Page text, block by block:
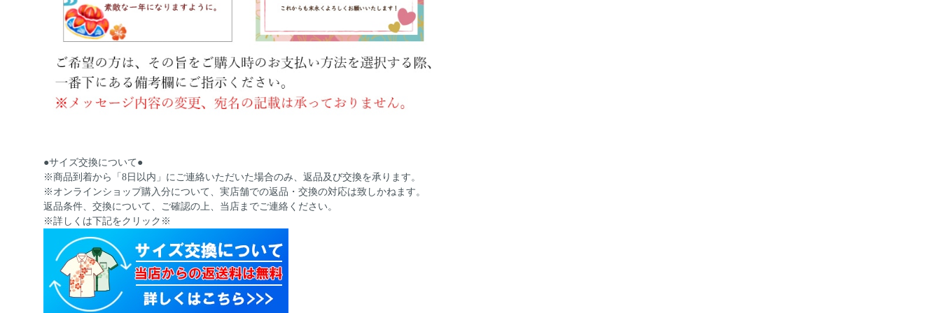
●サイズ交換について●
※商品到着から「8日以内」にご連絡いただいた場合のみ、返品及び交換を承ります。
※オンラインショップ購入分について、実店舗での返品・交換の対応は致しかねます。
返品条件、交換について、ご確認の上、当店までご連絡ください。
※詳しくは下記をクリック※